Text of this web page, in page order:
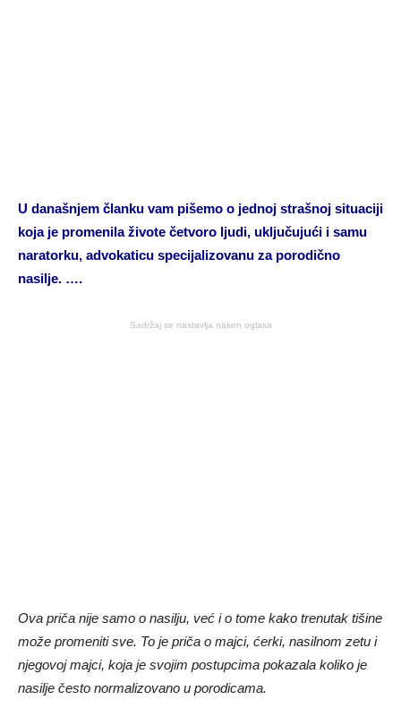
U današnjem članku vam pišemo o jednoj strašnoj situaciji
koja je promenila živote četvoro ljudi, uključujući i samu
naratorku, advokaticu specijalizovanu za porodično
nasilje. ….
Sadržaj se nastavlja nakon oglasa
Ova priča nije samo o nasilju, već i o tome kako trenutak tišine
može promeniti sve. To je priča o majci, ćerki, nasilnom zetu i
njegovoj majci, koja je svojim postupcima pokazala koliko je
nasilje često normalizovano u porodicama.